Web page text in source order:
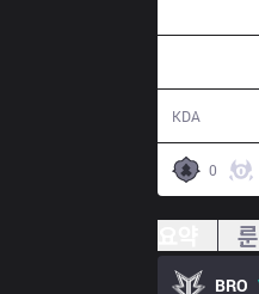
KDA
0
BRO